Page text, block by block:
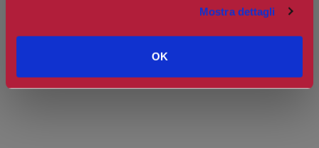
Mostra dettagli
OK